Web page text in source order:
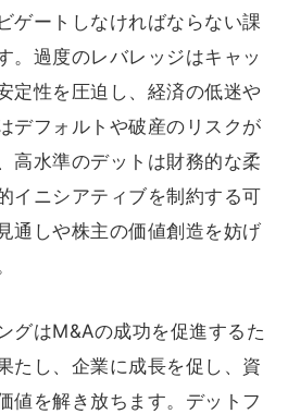
ゲートしなければならない課
。過度のレバレッジはキャッ
定性を圧迫し、経済の低迷や
デフォルトや破産のリスクが
高水準のデットは財務的な柔
イニシアティブを制約する可
通しや株主の価値創造を妨げ
グはM&Aの成功を促進するた
たし、企業に成長を促し、資
値を解き放ちます。デットフ